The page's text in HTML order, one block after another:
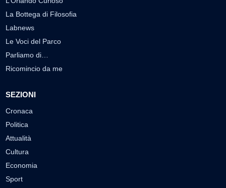
La Bottega di Filosofia
Labnews
Le Voci del Parco
Parliamo di…
Ricomincio da me
SEZIONI
Cronaca
Politica
Attualità
Cultura
Economia
Sport